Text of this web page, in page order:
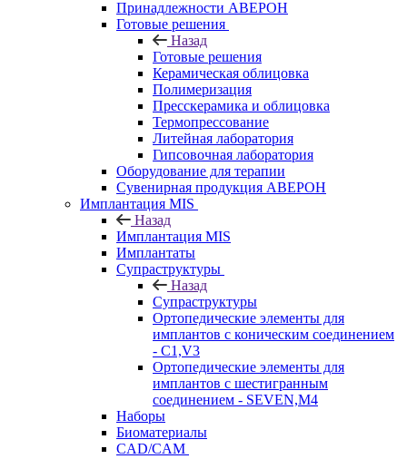
Принадлежности АВЕРОН
Готовые решения
Назад
Готовые решения
Керамическая облицовка
Полимеризация
Пресскерамика и облицовка
Термопрессование
Литейная лаборатория
Гипсовочная лаборатория
Оборудование для терапии
Сувенирная продукция АВЕРОН
Имплантация MIS
Назад
Имплантация MIS
Имплантаты
Супраструктуры
Назад
Супраструктуры
Ортопедические элементы для
имплантов с коническим соединением
- C1,V3
Ортопедические элементы для
имплантов с шестигранным
соединением - SEVEN,M4
Наборы
Биоматериалы
CAD/CAM